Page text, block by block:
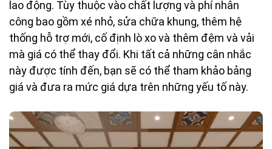
lao động. Tùy thuộc vào chất lượng và phí nhân
công bao gồm xé nhỏ, sửa chữa khung, thêm hệ
thống hỗ trợ mới, cố định lò xo và thêm đệm và vải
mà giá có thể thay đổi. Khi tất cả những cân nhắc
này được tính đến, bạn sẽ có thể tham khảo bảng
giá và đưa ra mức giá dựa trên những yếu tố này.